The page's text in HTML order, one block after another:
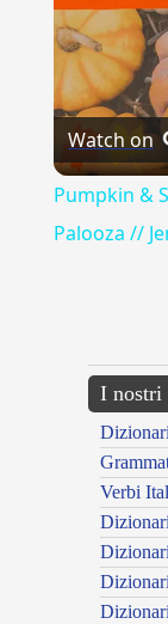
Watch on
Pumpkin &
Palooza //
I nostri
Verbi